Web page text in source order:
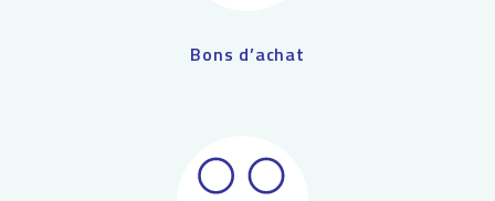
Bons d’achat